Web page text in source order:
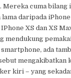
cuma bilang
daripada
XS dan XS
mendukung
ada
mengakibatkan
kiri – yang